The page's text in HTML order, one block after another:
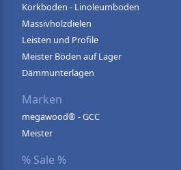
Korkboden - Linoleumboden
Massivholzdielen
Leisten und Profile
Meister Böden auf Lager
Dämmunterlagen
Marken
megawood® - GCC
Meister
% Sale %